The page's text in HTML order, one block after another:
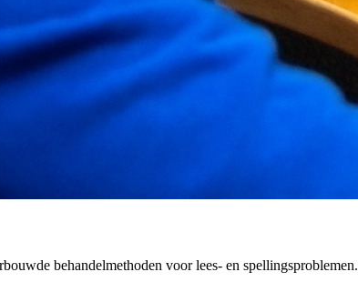
behandelmethoden voor lees- en spellingsproblemen.